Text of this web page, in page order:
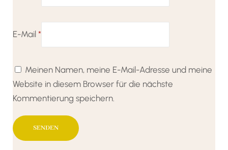
E-Mail *
Meinen Namen, meine E-Mail-Adresse und meine
Website in diesem Browser für die nächste
Kommentierung speichern.